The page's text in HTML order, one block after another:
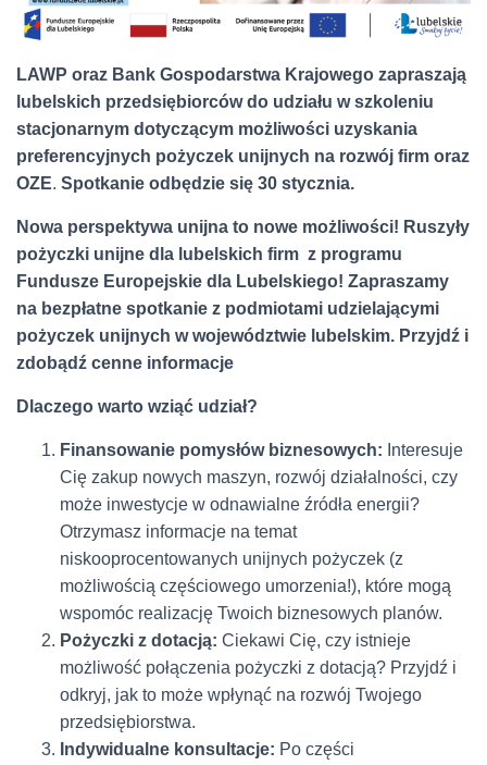
LAWP oraz Bank Gospodarstwa Krajowego zapraszają
lubelskich przedsiębiorców do udziału w szkoleniu
stacjonarnym dotyczącym możliwości uzyskania
preferencyjnych pożyczek unijnych na rozwój firm oraz
OZE. Spotkanie odbędzie się 30 stycznia.
Nowa perspektywa unijna to nowe możliwości! Ruszyły
pożyczki unijne dla lubelskich firm z programu
Fundusze Europejskie dla Lubelskiego! Zapraszamy
na bezpłatne spotkanie z podmiotami udzielającymi
pożyczek unijnych w województwie lubelskim. Przyjdź i
zdobądź cenne informacje
Dlaczego warto wziąć udział?
Finansowanie pomysłów biznesowych: Interesuje
Cię zakup nowych maszyn, rozwój działalności, czy
może inwestycje w odnawialne źródła energii?
Otrzymasz informacje na temat
niskooprocentowanych unijnych pożyczek (z
możliwością częściowego umorzenia!), które mogą
wspomóc realizację Twoich biznesowych planów.
Pożyczki z dotacją: Ciekawi Cię, czy istnieje
możliwość połączenia pożyczki z dotacją? Przyjdź i
odkryj, jak to może wpłynąć na rozwój Twojego
przedsiębiorstwa.
Indywidualne konsultacje: Po części